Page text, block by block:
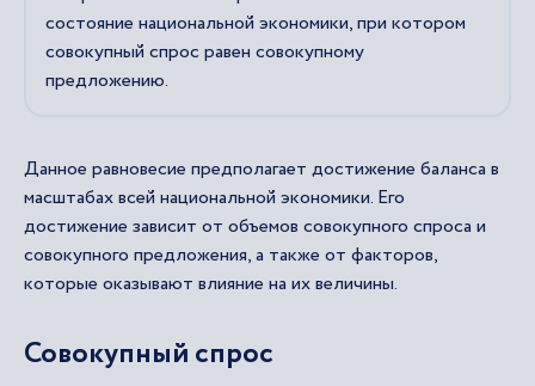
состояние национальной экономики, при котором
совокупный спрос равен совокупному
предложению.
Данное равновесие предполагает достижение баланса в
масштабах всей национальной экономики. Его
достижение зависит от объемов совокупного спроса и
совокупного предложения, а также от факторов,
которые оказывают влияние на их величины.
Совокупный спрос